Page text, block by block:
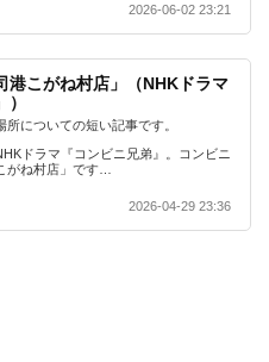
2026-06-02 23:21
港こがね村店」（NHKドラマ
についての短い記事です。
ドラマ『コンビニ兄弟』。コンビニ
がね村店」です…
2026-04-29 23:36